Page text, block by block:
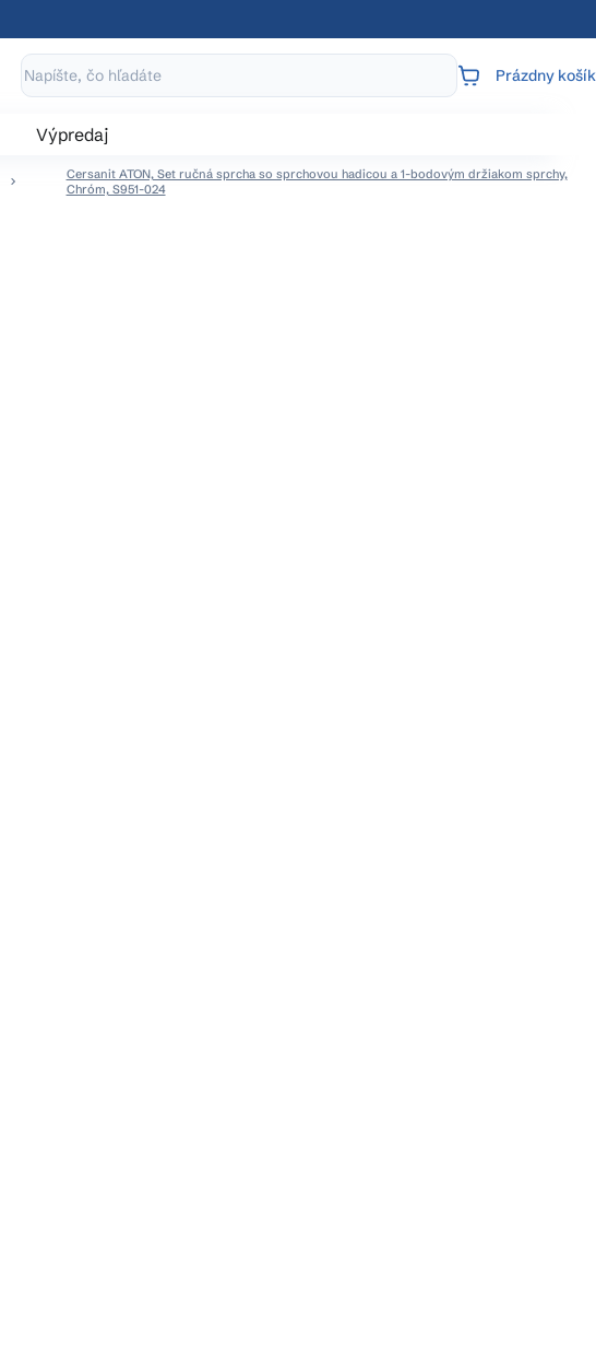
NÁKUPNÝ
Prázdny košík
Výpredaj
Cersanit ATON, Set ručná sprcha so sprchovou hadicou a 1-bodovým držiakom sprchy,
Chróm, S951-024